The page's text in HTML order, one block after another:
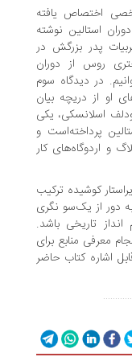
یافته
نوشته
بزرگش در
از دوران
دیدگاه سوم
دریچه بیان
یکی
و
کار
کوشیده ترکیب
یک‌سو نگری
باشد.
منابع برای
کتاب حاضر